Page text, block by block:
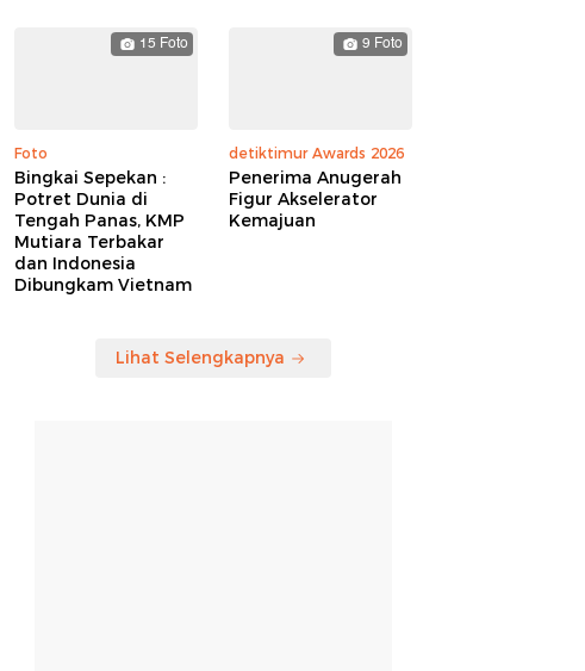
15 Foto
Foto
Bingkai Sepekan :
Potret Dunia di
Tengah Panas, KMP
Mutiara Terbakar
dan Indonesia
Dibungkam Vietnam
9 Foto
detiktimur Awards 2026
Penerima Anugerah
Figur Akselerator
Kemajuan
Lihat Selengkapnya